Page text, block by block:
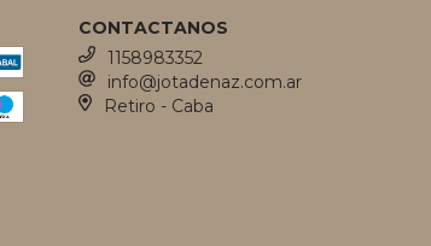
CONTACTANOS
1158983352
info@jotadenaz.com.ar
Retiro - Caba